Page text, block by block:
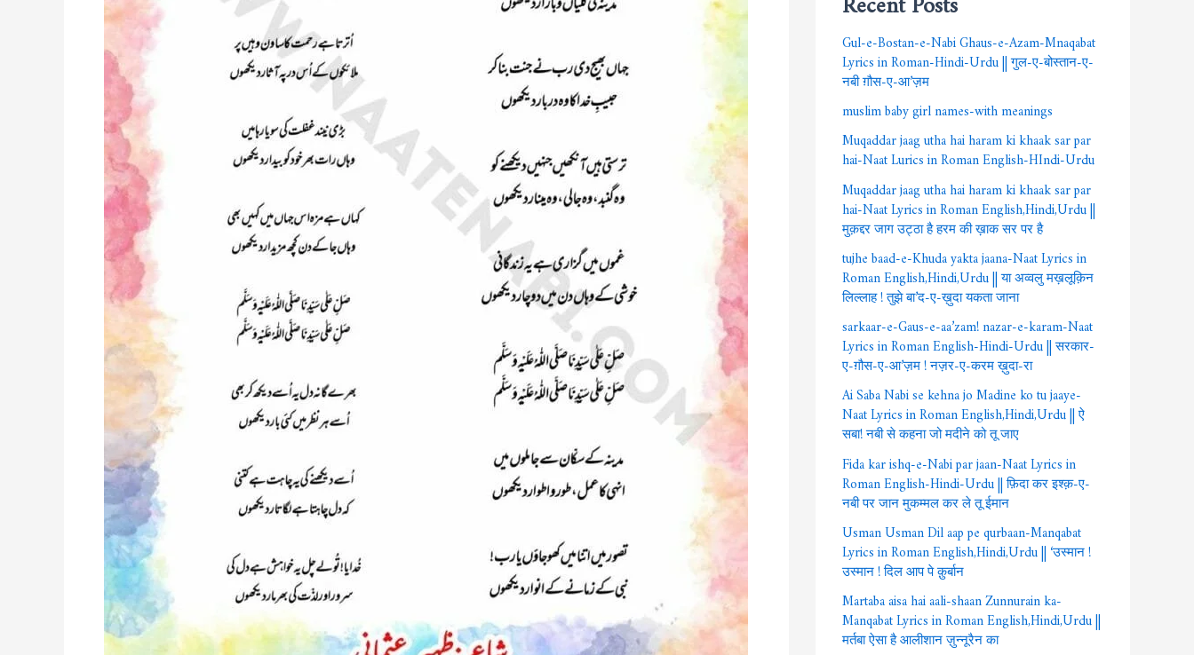
Gul-e-Bostan-e-Nabi Ghaus-e-Azam-Mnaqabat
Lyrics in Roman-Hindi-Urdu || गुल-ए-बोस्तान-ए-
नबी ग़ौस-ए-आ’ज़म
muslim baby girl names-with meanings
Muqaddar jaag utha hai haram ki khaak sar par
hai-Naat Lurics in Roman English-HIndi-Urdu
Muqaddar jaag utha hai haram ki khaak sar par
hai-Naat Lyrics in Roman English,Hindi,Urdu ||
मुक़द्दर जाग उट्ठा है हरम की ख़ाक सर पर है
tujhe baad-e-Khuda yakta jaana-Naat Lyrics in
Roman English,Hindi,Urdu || या अव्वलु मख़लूक़िन
लिल्लाह ! तुझे बा’द-ए-ख़ुदा यकता जाना
sarkaar-e-Gaus-e-aa’zam! nazar-e-karam-Naat
Lyrics in Roman English-Hindi-Urdu || सरकार-
ए-ग़ौस-ए-आ’ज़म ! नज़र-ए-करम ख़ुदा-रा
Ai Saba Nabi se kehna jo Madine ko tu jaaye-
Naat Lyrics in Roman English,Hindi,Urdu || ऐ
सबा! नबी से कहना जो मदीने को तू जाए
Fida kar ishq-e-Nabi par jaan-Naat Lyrics in
Roman English-Hindi-Urdu || फ़िदा कर इश्क़-ए-
नबी पर जान मुकम्मल कर ले तू ईमान
Usman Usman Dil aap pe qurbaan-Manqabat
Lyrics in Roman English,Hindi,Urdu || ‘उस्मान !
उस्मान ! दिल आप पे क़ुर्बान
Martaba aisa hai aali-shaan Zunnurain ka-
Manqabat Lyrics in Roman English,Hindi,Urdu ||
मर्तबा ऐसा है आलीशान ज़ुन्नूरैन का